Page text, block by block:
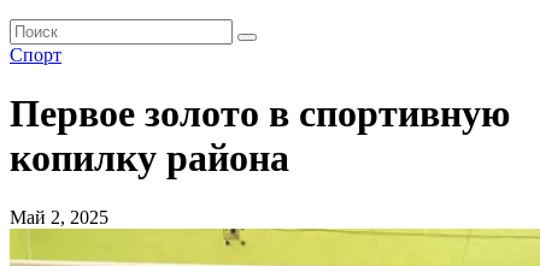
Спорт
Первое золото в спортивную
копилку района
Май 2, 2025